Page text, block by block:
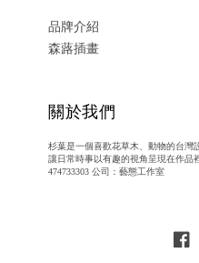
品牌介紹
森蕗插畫
關於我們
杉葉是一個喜歡花草木、動物的台灣
讓日常時事以有趣的視角呈現在作品
474733303 公司：藝態工作室